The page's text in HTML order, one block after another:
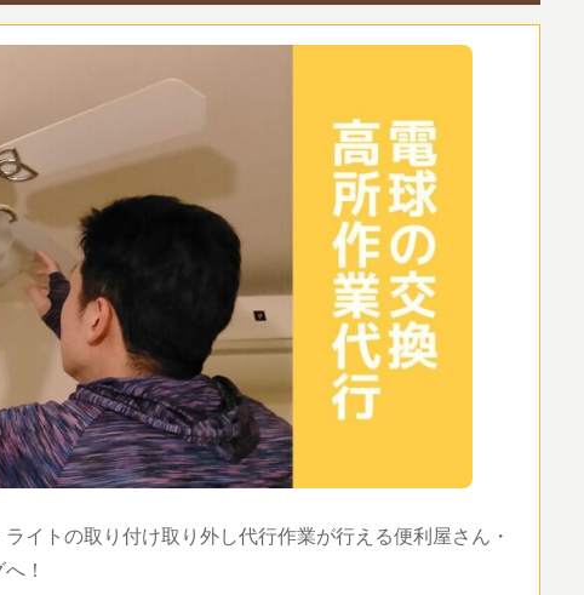
イトの取り付け取り外し代行作業が行える便利屋さん・
！